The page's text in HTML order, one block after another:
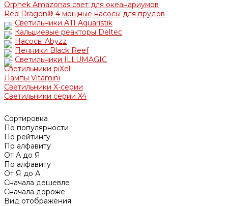
Orphek Amazonas свет для океанариумов
Red Dragon® 4 мощные насосы для прудов
Светильники ATI Aquaristik
Кальциевые реакторы Deltec
Насосы Abyzz
Пенники Black Reef
Светильники ILLUMAGIC
Светильники piXel
Лампы Vitamini
Светильники X-серии
Светильники серии X4
Сортировка
По популярности
По рейтингу
По алфавиту
От А до Я
По алфавиту
От Я до А
Сначала дешевле
Сначала дороже
Вид отображения